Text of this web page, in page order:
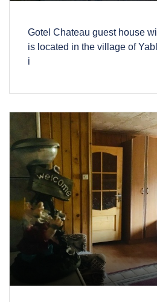
Gotel Chateau guest house
is located in the village of
i